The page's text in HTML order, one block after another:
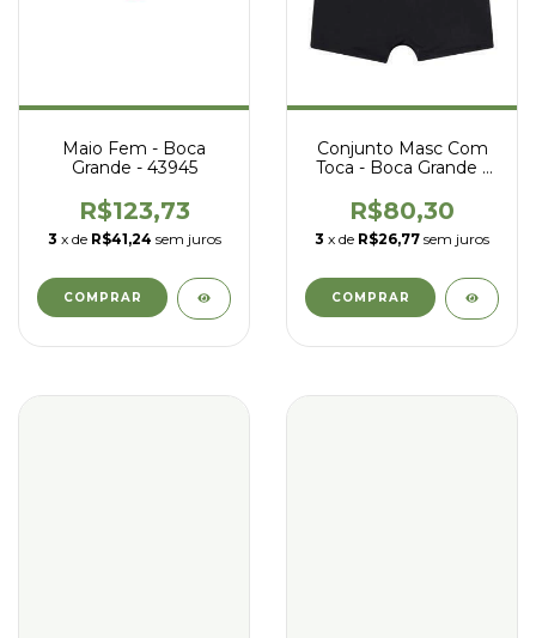
Maio Fem - Boca
Grande - 43945
R$123,73
3 x de R$41,24 sem juros
COMPRAR
Conjunto Masc Com
Toca - Boca Grande -
R$80,30
3 x de R$26,77 sem juros
COMPRAR